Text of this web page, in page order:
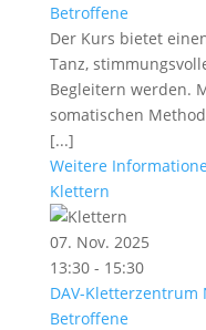
Betroffene
Der Kurs bietet
Tanz,
Begleitern werden.
somatischen
[...]
Weitere
Klettern
07. Nov. 2025
13:30 - 15:30
DAV-Kletterzentrum
Betroffene